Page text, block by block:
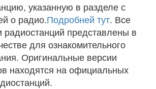
указанную в разделе с
о радио.Подробней тут. Все
радиостанций представлены в
для ознакомительного
Оригинальные версии
находятся на официальных